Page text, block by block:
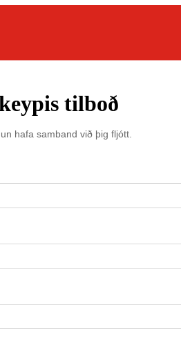
tilboð
hafa samband við þig fljótt.